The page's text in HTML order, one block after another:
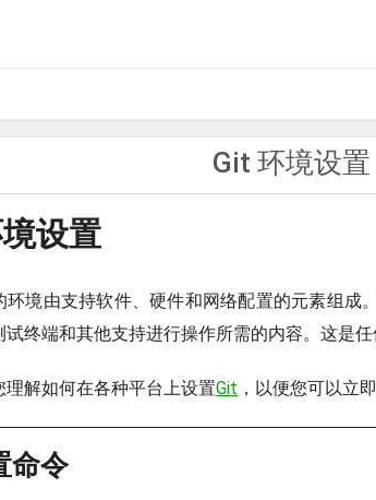
Git 环境设置
设置
环境由支持软件、硬件和网络配置的元素组成
终端和其他支持进行操作所需的内容。这是任
理解如何在各种平台上设置Git ，以便您可以立
命令